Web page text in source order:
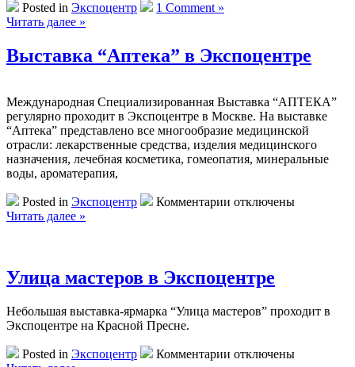
Posted in Экспоцентр
1 Comment »
Читать далее »
Выставка “Аптека” в Экспоцентре
Международная Специализированная Выставка “АПТЕКА”
регулярно проходит в Экспоцентре в Москве. На выставке
“Аптека” представлено все многообразие медицинской
отрасли: лекарственные средства, изделия медицинского
назначения, лечебная косметика, гомеопатия, минеральные
воды, ароматерапия,
Posted in Экспоцентр Комментарии котключены
Читать далее »
Улица мастеров в Экспоцентре
Небольшая выставка-ярмарка “Улица мастеров” проходит в
Экспоцентре на Красной Пресне.
Posted in Экспоцентр Комментарии котключены